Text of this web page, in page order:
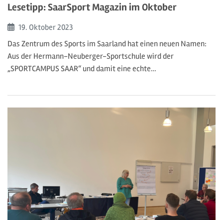
Lesetipp: SaarSport Magazin im Oktober
Beginn:
19. Oktober2023
Das Zentrum des Sports im Saarland hat einen neuen Namen:
Aus der Hermann-Neuberger-Sportschule wird der
„SPORTCAMPUS SAAR“ und damit eine echte…